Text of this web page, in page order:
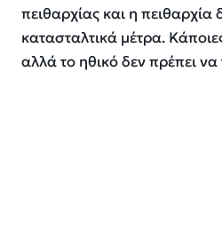
πειθαρχίας και η πειθαρχία
κατασταλτικά μέτρα.
αλλά το ηθικό δεν πρέπει να